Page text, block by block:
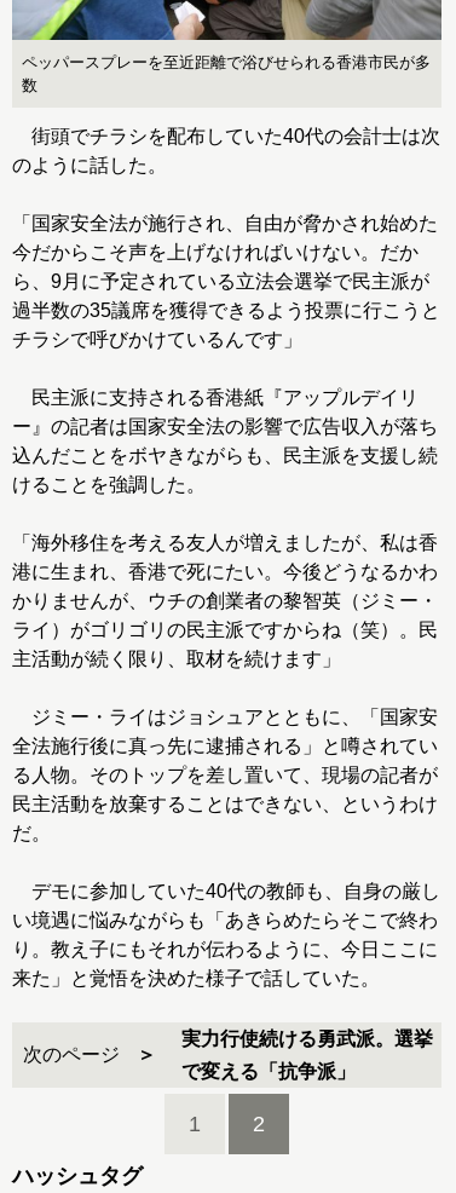
ペッパースプレーを至近距離で浴びせられる香港市民が多
数
街頭でチラシを配布していた40代の会計士は次
のように話した。
「国家安全法が施行され、自由が脅かされ始めた
今だからこそ声を上げなければいけない。だか
ら、9月に予定されている立法会選挙で民主派が
過半数の35議席を獲得できるよう投票に行こうと
チラシで呼びかけているんです」
民主派に支持される香港紙『アップルデイリ
ー』の記者は国家安全法の影響で広告収入が落ち
込んだことをボヤきながらも、民主派を支援し続
けることを強調した。
「海外移住を考える友人が増えましたが、私は香
港に生まれ、香港で死にたい。今後どうなるかわ
かりませんが、ウチの創業者の黎智英（ジミー・
ライ）がゴリゴリの民主派ですからね（笑）。民
主活動が続く限り、取材を続けます」
ジミー・ライはジョシュアとともに、「国家安
全法施行後に真っ先に逮捕される」と噂されてい
る人物。そのトップを差し置いて、現場の記者が
民主活動を放棄することはできない、というわけ
だ。
デモに参加していた40代の教師も、自身の厳し
い境遇に悩みながらも「あきらめたらそこで終わ
り。教え子にもそれが伝わるように、今日ここに
来た」と覚悟を決めた様子で話していた。
次のページ
実力行使続ける勇武派。選挙
で変える「抗争派」
1 2
ハッシュタグ